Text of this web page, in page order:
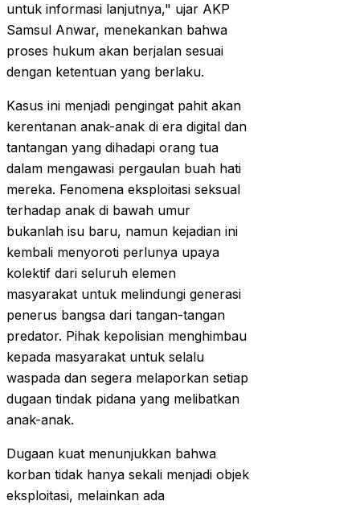
untuk informasi lanjutnya," ujar AKP
Samsul Anwar, menekankan bahwa
proses hukum akan berjalan sesuai
dengan ketentuan yang berlaku.
Kasus ini menjadi pengingat pahit akan
kerentanan anak-anak di era digital dan
tantangan yang dihadapi orang tua
dalam mengawasi pergaulan buah hati
mereka. Fenomena eksploitasi seksual
terhadap anak di bawah umur
bukanlah isu baru, namun kejadian ini
kembali menyoroti perlunya upaya
kolektif dari seluruh elemen
masyarakat untuk melindungi generasi
penerus bangsa dari tangan-tangan
predator. Pihak kepolisian menghimbau
kepada masyarakat untuk selalu
waspada dan segera melaporkan setiap
dugaan tindak pidana yang melibatkan
anak-anak.
Dugaan kuat menunjukkan bahwa
korban tidak hanya sekali menjadi objek
eksploitasi, melainkan ada